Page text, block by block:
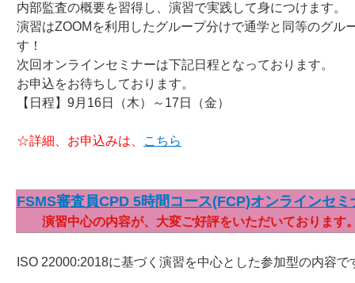
内部監査の概要を習得し、演習で実践して身につけます。
演習はZOOMを利用したグループ分けで通学と同等のグル
す！
次回オンラインセミナーは下記日程となっております。
お申込をお待ちしております。
【日程】9月16日（木）～17日（金）
☆詳細、お申込みは、 こちら
FSMS審査員CPD 5時間コース(FCP)オンラインセミ
演習中心の内容が、大変ご好評をいただいております
ISO 22000:2018に基づく演習を中心とした参加型の内容で